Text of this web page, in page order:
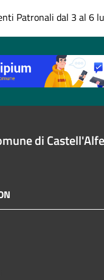
Patronali dal 3 al 6
di